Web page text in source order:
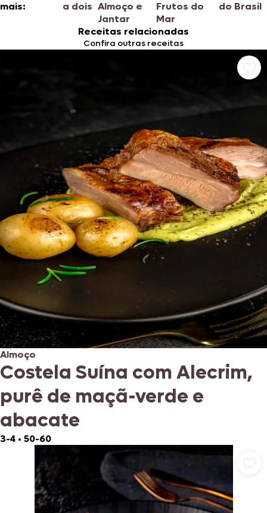
mais: a dois Almoço e
Jantar
Frutos do
Mar
do Brasil
Receitas relacionadas
Confira outras receitas
Almoço
Costela Suína com Alecrim,
purê de maçã-verde e
abacate
3-4 • 50-60